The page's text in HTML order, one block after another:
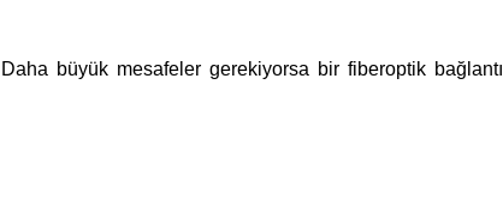
büyük mesafeler gerekiyorsa bir fiberoptik bağlantı